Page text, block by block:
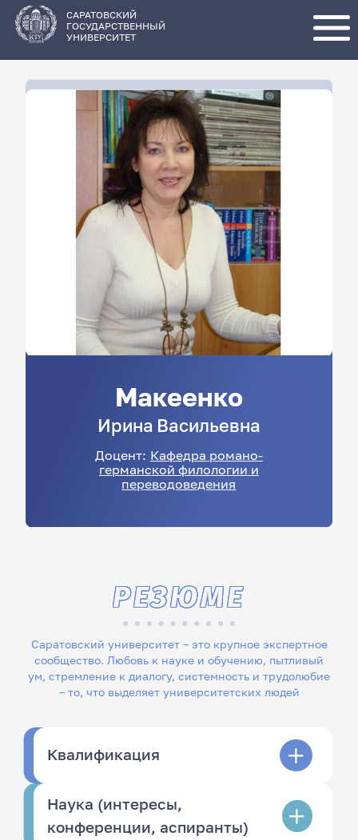
основному
содержанию
САРАТОВСКИЙ
ГОСУДАРСТВЕННЫЙ
УНИВЕРСИТЕТ
Макеенко
Ирина Васильевна
Доцент: Кафедра романо-
германской филологии и
переводоведения
Саратовский университет – это крупное экспертное
сообщество. Любовь к науке и обучению, пытливый
ум, стремление к диалогу, системность и трудолюбие
– то, что выделяет университетских людей
РЕЗЮМЕ
Квалификация
Наука (интересы,
конференции, аспиранты)